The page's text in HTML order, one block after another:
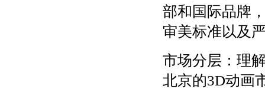
部和国际品牌
审美标准以及
市场分层：理
北京的3D动画